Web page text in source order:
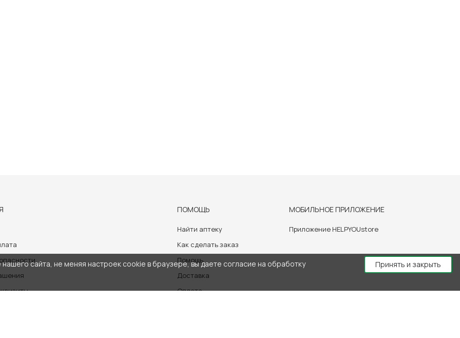
сайта, не меняя настроек cookie в браузере, вы даете согласие на обработку
Принять и закрыть
ПОМОЩЬ
Найти аптеку
Как сделать заказ
Помощь
Доставка
Оплата
МОБИЛЬНОЕ ПРИЛОЖЕНИЕ
Приложение HELPYOUstore